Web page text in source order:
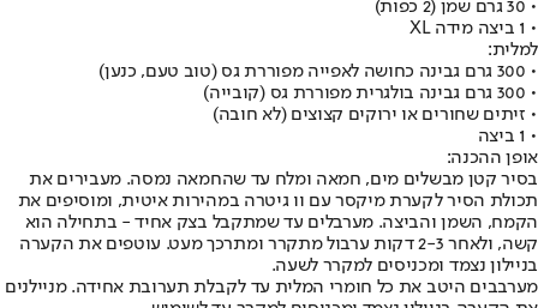
• 30 גרם שמן (2 כפות)
• 1 ביצה מידה XL
למלית:
• 300 גרם גבינה כחושה לאפייה מפוררת גס (טוב טעם, כנען)
• 300 גרם גבינה בולגרית מפוררת גס (קובייה)
• זיתים שחורים או ירוקים קצוצים (לא חובה)
• 1 ביצה
אופן ההכנה:
בסיר קטן מבשלים מים, חמאה ומלח עד שהחמאה נמסה. מעבירים את
תכולת הסיר לקערת מיקסר עם וו גיטרה במהירות איטית, ומוסיפים את
הקמח, השמן והביצה. מערבלים עד שמתקבל בצק אחיד - בתחילה הוא
קשה, ולאחר 2-3 דקות ערבול מתקרר ומתרכך מעט. עוטפים את הקערה
בניילון נצמד ומכניסים למקרר לשעה.
מערבבים היטב את כל חומרי המלית עד לקבלת תערובת אחידה. מניילנים